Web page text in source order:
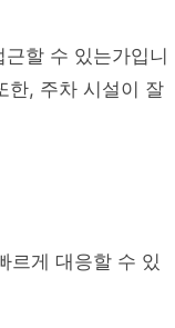
할 수 있는가입니
한, 주차 시설이 잘
르게 대응할 수 있